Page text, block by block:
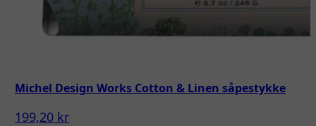
Michel Design Works Cotton & Linen såpestykke
199,20 kr